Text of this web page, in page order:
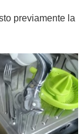
previamente la